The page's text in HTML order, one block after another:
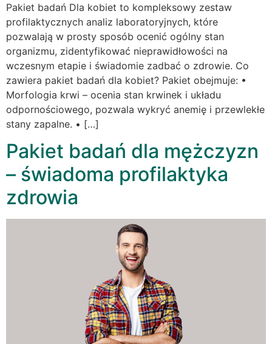
Pakiet badań Dla kobiet to kompleksowy zestaw
profilaktycznych analiz laboratoryjnych, które
pozwalają w prosty sposób ocenić ogólny stan
organizmu, zidentyfikować nieprawidłowości na
wczesnym etapie i świadomie zadbać o zdrowie. Co
zawiera pakiet badań dla kobiet? Pakiet obejmuje: •
Morfologia krwi – ocenia stan krwinek i układu
odpornościowego, pozwala wykryć anemię i przewlekłe
stany zapalne. • […]
Pakiet badań dla mężczyzn
– świadoma profilaktyka
zdrowia